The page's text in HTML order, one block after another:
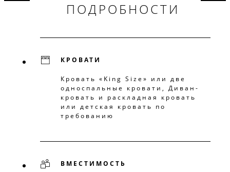
ПОДРОБНОСТИ
КРОВАТИ
Кровать «King Size» или две
односпальные кровати, Диван-
кровать и раскладная кровать
или детская кровать по
требованию
ВМЕСТИМОСТЬ